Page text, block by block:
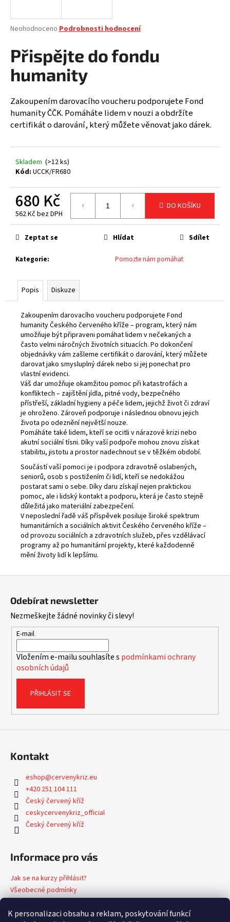
K personalizaci obsahu a reklam, poskytování funkcí
Průměrné
produktu
je
0,0
hvězdiček.
Neohodnoceno Podrobnosti hodnocení
Přispějte do fondu
humanity
Zakoupením darovacího voucheru podporujete Fond
humanity ČČK. Pomáháte lidem v nouzi a obdržíte
certifikát o darování, který můžete věnovat jako dárek.
Skladem (>12 ks)
Kód: UCCK/FR680
680 Kč
562 Kč bez DPH
Měrná
cena:
DO KOŠÍKU
Kategorie: Pomozte nám pomáhat
Zeptat se Hlídat Sdílet
Popis Diskuze
Zakoupením darovacího voucheru podporujete Fond
humanity Českého červeného kříže – program, který nám
umožňuje být připraveni pomáhat lidem v nečekaných a
často velmi náročných životních situacích. Po dokončení
objednávky vám zašleme certifikát o darování, který můžete
darovat jako smysluplný dárek nebo si jej ponechat pro
vlastní evidenci.
Váš dar umožňuje okamžitou pomoc při katastrofách a
konfliktech – zajištění jídla, pitné vody, bezpečného
přístřeší, základní hygieny a péče lidem, jejichž život či zdraví
je ohroženo. Zároveň podporuje i následnou obnovu jejich
života po odeznění největší nouze.
Pomáháte také lidem, kteří se ocitli v nárazové krizi nebo
akutní sociální tísni. Díky vaší podpoře mohou znovu získat
stabilitu, jistotu a prostor nadechnout se v těžkém období.
Součástí vaší pomoci je i podpora zdravotně oslabených,
seniorů, osob s postižením či lidí, kteří se nedokážou
postarat sami o sebe. Díky daru získají nejen praktickou
pomoc, ale i lidský kontakt a podporu, která je často stejně
důležitá jako materiální zabezpečení.
V neposlední řadě váš příspěvek posiluje široké spektrum
humanitárních a sociálních aktivit Českého červeného kříže –
od provozu sociálních a zdravotních služeb, přes vzdělávací
programy až po humanitární projekty, které každodenně
mění životy lidí k lepšímu.
j
t
?
HLEDAT
D
o
p
o
u
m
Odebírat newsletter
Nezmeškejte žádné novinky či slevy!
E-mail
Vložením e-mailu souhlasíte s podmínkami ochrany
osobních údajů
PŘIHLÁSIT SE
Kontakt
eshop@cervenykriz.eu
+420 251 104 111
Český červený kříž
ceskycervenykriz_official
Český červený kříž
Informace pro vás
Jak se na kurzy přihlásit?
Všeobecné podmínky
Formulář pro odstoupení od kupní smlouvy